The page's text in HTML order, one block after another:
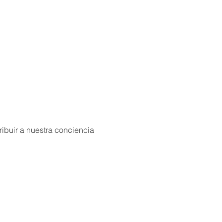
a nuestra conciencia